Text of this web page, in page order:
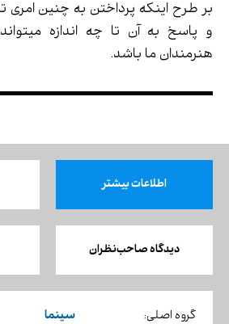
بر طرح اینکه پرداختن به چنین
و پاسخ به آن تا چه اندازه
هنرمندان ما باشد.
اطلاعات بیشتر
دیدگاه صاحب‌نظران
گروه اصلی: سینما